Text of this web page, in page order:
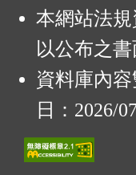
本網站法
以公布之書
資料庫內
日：2026/